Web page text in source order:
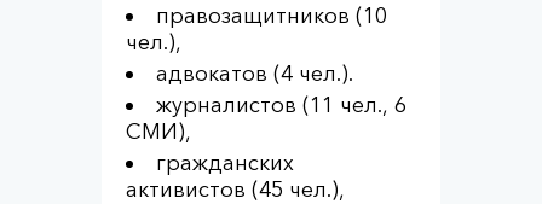
правозащитников (10
чел.),
адвокатов (4 чел.).
журналистов (11 чел., 6
СМИ),
гражданских
активистов (45 чел.),